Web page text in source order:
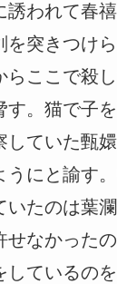
われて春禧
を突きつけ
らここで殺
す。猫で子
していた甄
うにと諭す
いたのは葉
せなかった
しているの